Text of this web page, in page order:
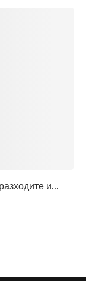
и...